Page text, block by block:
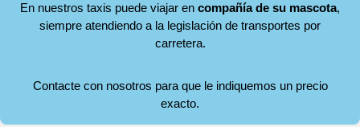
En nuestros taxis puede viajar en compañía de su mascota,
siempre atendiendo a la legislación de transportes por
carretera.
Contacte con nosotros para que le indiquemos un precio
exacto.